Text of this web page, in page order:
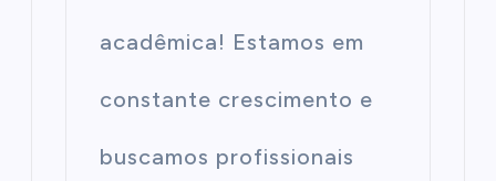
acadêmica! Estamos em
constante crescimento e
buscamos profissionais